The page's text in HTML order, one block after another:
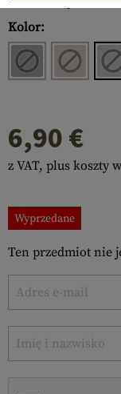
Kolor:
6,90 €
z VAT, plus koszty
Wyprzedane
Ten przedmiot nie